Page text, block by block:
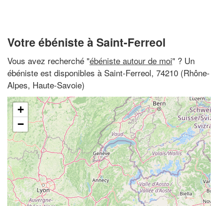
Votre ébéniste à Saint-Ferreol
Vous avez recherché "ébéniste autour de moi" ? Un
ébéniste est disponibles à Saint-Ferreol, 74210 (Rhône-
Alpes, Haute-Savoie)
+
−